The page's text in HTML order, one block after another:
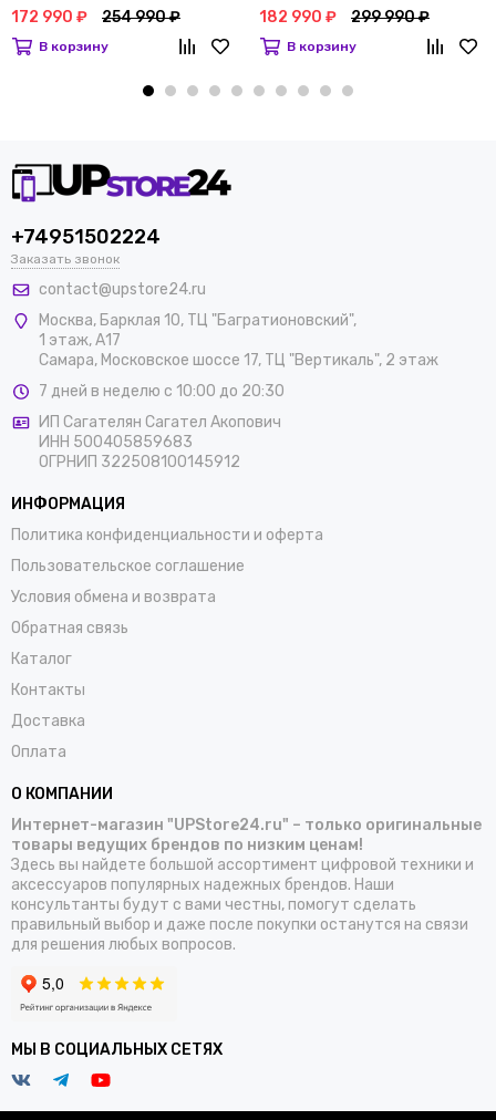
Черный космос (MX2H3)
172 990 ₽ 254 990 ₽
В корзину
Черный космос (MX2J3)
182 990 ₽ 299 990 ₽
В корзину
+74951502224
Заказать звонок
contact@upstore24.ru
Москва, Барклая 10, ТЦ "Багратионовский",
1 этаж, А17
Самара, Московское шоссе 17, ТЦ "Вертикаль", 2 этаж
7 дней в неделю с 10:00 до 20:30
ИП Сагателян Сагател Акопович
ИНН 500405859683
ОГРНИП 322508100145912
ИНФОРМАЦИЯ
Политика конфиденциальности и оферта
Пользовательское соглашение
Условия обмена и возврата
Обратная связь
Каталог
Контакты
Доставка
Оплата
О КОМПАНИИ
Интернет-магазин "UPStore24.ru" – только оригинальные
товары ведущих брендов по низким ценам!
Здесь вы найдете большой ассортимент цифровой техники и
аксессуаров популярных надежных брендов. Наши
консультанты будут с вами честны, помогут сделать
правильный выбор и даже после покупки останутся на связи
для решения любых вопросов.
МЫ В СОЦИАЛЬНЫХ СЕТЯХ